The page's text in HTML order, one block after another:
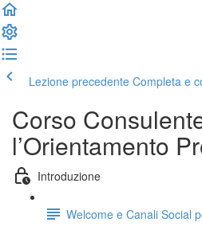
Lezione precedente Completa e
Corso
l’Orientamento
Introduzione
Welcome e Canali Social